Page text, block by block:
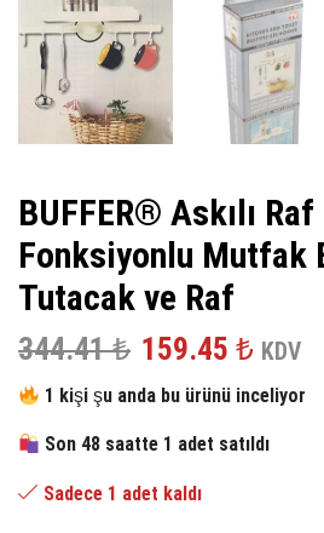
BUFFER® Askılı
Fonksiyonlu Mutfak
Tutacak ve Raf
344.41₺ Orijinal
fiyat:
344.41 ₺.
159.45 ₺ Şu
andaki
fiyat:
KDV
1 kişi şu anda bu ürünü inceliyor
Son 48 saatte 1 adet satıldı
Sadece 1 adet kaldı